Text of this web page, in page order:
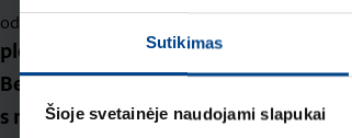
Sutikimas
Šioje svetainėje naudojami slapukai
47516086
„Safety Plus” su
Q1/Q3/Q7,
matinis